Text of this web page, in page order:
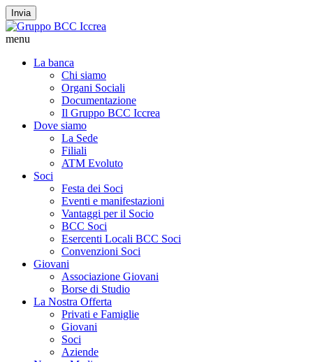
Invia
menu
La banca
Chi siamo
Organi Sociali
Documentazione
Il Gruppo BCC Iccrea
Dove siamo
La Sede
Filiali
ATM Evoluto
Soci
Festa dei Soci
Eventi e manifestazioni
Vantaggi per il Socio
BCC Soci
Esercenti Locali BCC Soci
Convenzioni Soci
Giovani
Associazione Giovani
Borse di Studio
La Nostra Offerta
Privati e Famiglie
Giovani
Soci
Aziende